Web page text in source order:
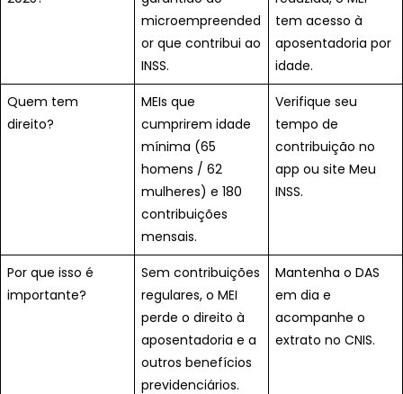
microempreended
or que contribui ao
INSS.
tem acesso à
aposentadoria por
idade.
Quem tem
direito?
MEIs que
cumprirem idade
mínima (65
homens / 62
mulheres) e 180
contribuições
mensais.
Verifique seu
tempo de
contribuição no
app ou site Meu
INSS.
Por que isso é
importante?
Sem contribuições
regulares, o MEI
perde o direito à
aposentadoria e a
outros benefícios
previdenciários.
Mantenha o DAS
em dia e
acompanhe o
extrato no CNIS.